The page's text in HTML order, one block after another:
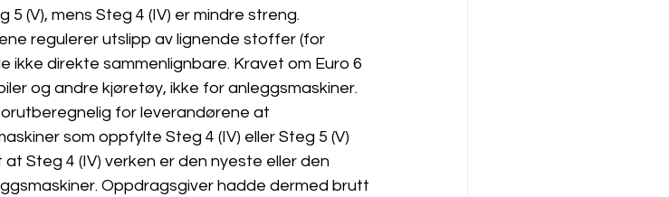
(V), mens Steg 4 (IV) er mindre streng.
regulerer utslipp av lignende stoffer (for
ikke direkte sammenlignbare. Kravet om Euro 6
og andre kjøretøy, ikke for anleggsmaskiner.
for leverandørene at
som oppfylte Steg 4 (IV) eller Steg 5 (V)
Steg 4 (IV) verken er den nyeste eller den
Oppdragsgiver hadde dermed brutt